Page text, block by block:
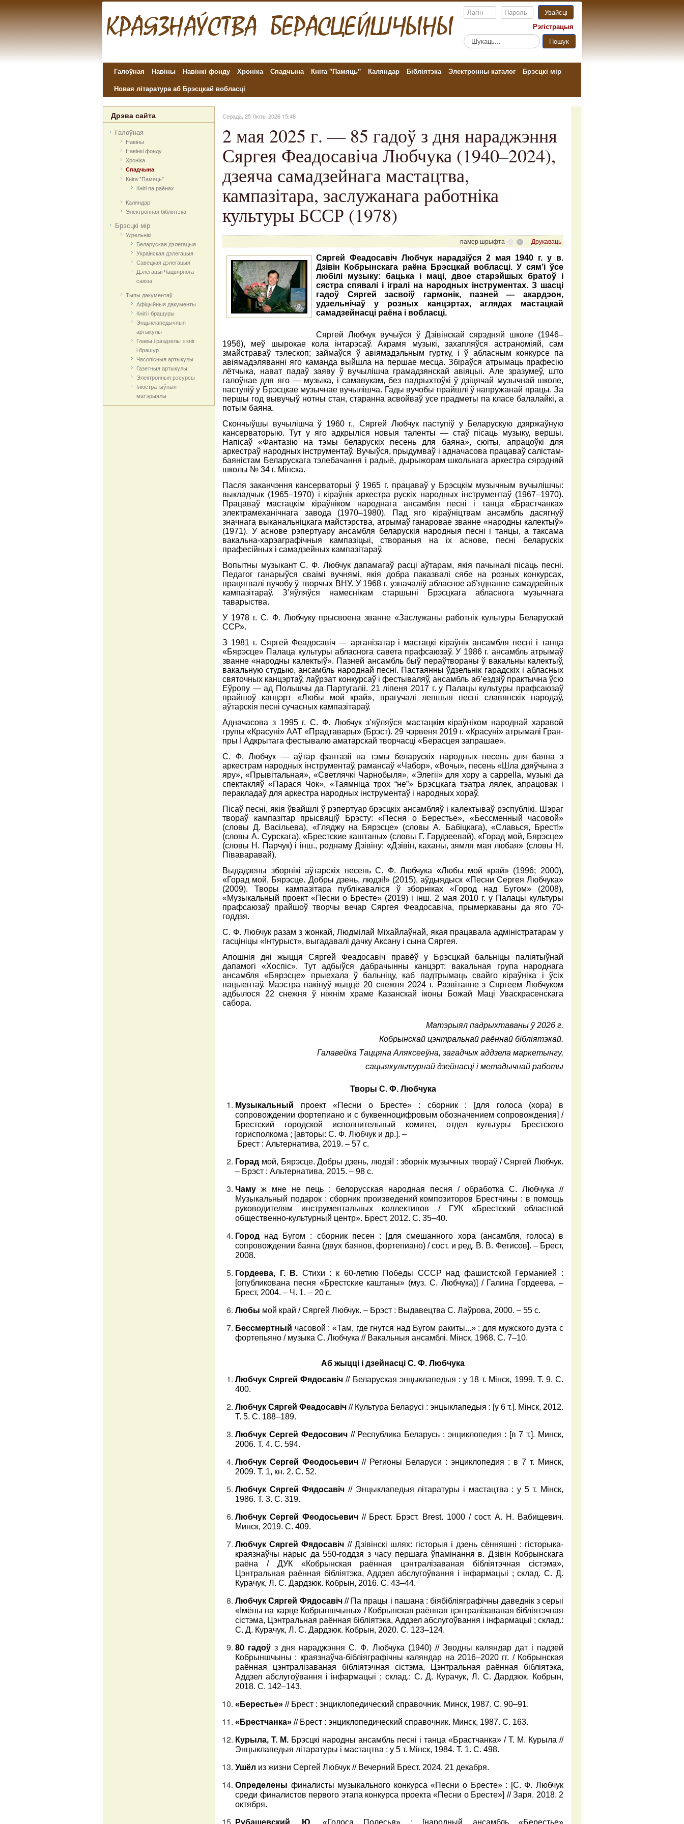
Увайсці
Рэгістрацыя
Пошук...
Пошук
Галоўная Навіны Навінкі фонду Хроніка Спадчына Кніга "Памяць" Каляндар Бібліятэка Электронны каталог
Брэсцкі мір
Новая літаратура аб Брэсцкай вобласці
Дрэва сайта
Галоўная
Навіны
Навінкі фонду
Хроніка
Спадчына
Кніга "Памяць"
Кнігі па раёнах
Каляндар
Электронная бібліятэка
Брэсцкі мір
Удзельнікі
Беларуская дэлегацыя
Украінская дэлегацыя
Савецкая дэлегацыя
Дэлегацыі Чацвярнога
саюза
Тыпы дакументаў
Афіцыйныя дакумeнты
Кнігі і брашуры
Энцыклапедычныя
артыкулы
Главы і раздзелы з кніг
і брашур
Часопісныя артыкулы
Газетныя артыкулы
Электронныя рэсурсы
Ілюстратыўныя
матэрыялы
Серада, 25 Люты 2026 15:48
2 мая 2025 г. — 85 гадоў з дня нараджэння
Сяргея Феадосавіча Любчука (1940–2024),
дзеяча самадзейнага мастацтва,
кампазітара, заслужанага работніка
культуры БССР (1978)
памер шрыфта
Друкаваць
Сяргей Феадосавіч Любчук нарадзіўся 2 мая 1940 г. у в.
Дзівін Кобрынскага раёна Брэсцкай вобласці. У сям’і ўсе
любілі музыку: бацька i маці, двое старэйшых братоў і
сястра спявалі і ігралі на народных інструментах. З шасці
гадоў Сяргей засвоіў гармонік, пазней — акардэон,
удзельнічаў у розных канцэртах, аглядах мастацкай
самадзейнасці раёна і вобласці.
Сяргей Любчук вучыўся ў Дзівінскай сярэдняй школе (1946–
1956), меў шырокае кола інтарэсаў. Акрамя музыкі, захапляўся астраноміяй, сам
змайстраваў тэлескоп; займаўся ў авіямадэльным гуртку, і ў абласным конкурсе па
авіямадэляванні яго каманда выйшла на першае месца. Збіраўся атрымаць прафесію
лётчыка, нават падаў заяву ў вучылішча грамадзянскай авіяцыі. Але зразумеў, што
галоўнае для яго — музыка, і самавукам, без падрыхтоўкi ў дзiцячай музычнай школе,
паступіў у Брэсцкае музычнае вучылішча. Гады вучобы прайшлі ў напружанай працы. За
першы год вывучыў нотны стан, старанна асвойваў усе прадметы па класе балалайкі, а
потым баяна.
Скончыўшы вучылішча ў 1960 г., Сяргей Любчук паступіў у Беларускую дзяржаўную
кансерваторыю. Тут у яго адкрыліся новыя таленты — стаў пісаць музыку, вершы.
Напісаў «Фантазію на тэмы беларускіх песень для баяна», сюіты, апрацоўкі для
аркестраў народных інструментаў. Вучыўся, прыдумваў і адначасова працаваў салістам-
баяністам Беларускага тэлебачання і радыё, дырыжорам школьнага аркестра сярэдняй
школы № 34 г. Мінска.
Пасля заканчэння кансерваторыі ў 1965 г. працаваў у Брэсцкім музычным вучылішчы:
выкладчык (1965–1970) і кіраўнік аркестра рускiх народных інструментаў (1967–1970).
Працаваў мастацкім кіраўніком народнага ансамбля песні і танца «Брастчанка»
электрамеханічнага завода (1970–1980). Пад яго кіраўніцтвам ансамбль дасягнуў
значнага выканальніцкага майстэрства, атрымаў ганаровае званне «народны калектыў»
(1971). У аснове рэпертуару ансамбля беларускія народныя песні і танцы, а таксама
вакальна-харэаграфічныя кампазіцыі, створаныя на іх аснове, песні беларускіх
прафесійных і самадзейных кампазітараў.
Вопытны музыкант С. Ф. Любчук дапамагаў расці аўтарам, якія пачыналі пісаць песні.
Педагог ганарыўся сваімі вучнямі, якія добра паказвалі сябе на розных конкурсах,
працягвалі вучобу ў творчых ВНУ. У 1968 г. узначаліў абласное аб’яднанне самадзейных
кампазітараў. З’яўляўся намеснікам старшыні Брэсцкага абласнога музычнага
таварыства.
У 1978 г. С. Ф. Любчуку прысвоена званне «Заслужаны работнік культуры Беларускай
ССР».
З 1981 г. Сяргей Феадосавіч — арганізатар і мастацкі кіраўнік ансамбля песні і танца
«Бярэсце» Палаца культуры абласнога савета прафсаюзаў. У 1986 г. ансамбль атрымаў
званне «народны калектыў». Пазней ансамбль быў пераўтвораны ў вакальны калектыў,
вакальную студыю, ансамбль народнай песнi. Пастаянны ўдзельнік гарадскіх і абласных
святочных канцэртаў, лаўрэат конкурсаў і фестываляў, ансамбль аб’ездзіў практычна ўсю
Еўропу — ад Польшчы да Партугаліі. 21 лiпеня 2017 г. у Палацы культуры прафсаюзаў
прайшоў канцэрт «Любы мой край», прагучалі лепшыя песні славянскіх народаў,
аўтарскія песні сучасных кампазітараў.
Адначасова з 1995 г. С. Ф. Любчук з’яўляўся мастацкім кіраўніком народнай харавой
групы «Красуні» ААТ «Прадтавары» (Брэст). 29 чэрвеня 2019 г. «Красуні» атрымалi Гран-
пры I Адкрытага фестывалю аматарскай творчасцi «Берасцея запрашае».
С. Ф. Любчук — аўтар фантазіi на тэмы беларускіх народных песень для баяна з
аркестрам народных інструментаў, рамансаў «Чабор», «Вочы», песень «Шла дзяўчына з
яру», «Прывітальная», «Светлячкі Чарнобыля», «Элегіі» для хору а сарреllа, музыкі да
спектакляў «Парася Чок», «Таямніца трох “не”» Брэсцкага тэатра лялек, апрацовак і
перакладаў для аркестра народных інструментаў і народных хораў.
Пісаў песні, якія ўвайшлі ў рэпертуар брэсцкіх ансамбляў і калектываў рэспублікі. Шэраг
твораў кампазітар прысвяціў Брэсту: «Песня о Берестье», «Бессменный часовой»
(словы Д. Васільева), «Гляджу на Бярэсце» (словы А. Бабіцкага), «Славься, Брест!»
(словы А. Сурскага), «Брестские каштаны» (словы Г. Гардзеевай), «Горад мой, Бярэсце»
(словы Н. Парчук) і інш., роднаму Дзівіну: «Дзівін, каханы, зямля мая любая» (словы Н.
Піваваравай).
Выдадзены зборнікі аўтарскіх песень С. Ф. Любчука «Любы мой край» (1996; 2000),
«Горад мой, Бярэсце. Добры дзень, людзі!» (2015), аўдыядыск «Песни Сергея Любчука»
(2009). Творы кампазітара публікаваліся ў зборніках «Город над Бугом» (2008),
«Музыкальный проект «Песни о Бресте» (2019) i iнш. 2 мая 2010 г. у Палацы культуры
прафсаюзаў прайшоў творчы вечар Сяргея Феадосавіча, прымеркаваны да яго 70-
годдзя.
С. Ф. Любчук разам з жонкай, Людмілай Міхайлаўнай, якая працавала адміністратарам у
гасцініцы «Інтурыст», выгадавалі дачку Аксану і сына Сяргея.
Апошнія дні жыцця Сяргей Феадосавіч правёў у Брэсцкай бальніцы паліятыўнай
дапамогі «Хоспіс». Тут адбыўся дабрачынны канцэрт: вакальная група народнага
ансамбля «Бярэсце» прыехала ў бальніцу, каб падтрымаць свайго кіраўніка і ўсіх
пацыентаў. Маэстра пакінуў жыццё 20 снежня 2024 г. Развітанне з Сяргеем Любчуком
адбылося 22 снежня ў ніжнім храме Казанскай іконы Божай Маці Уваскрасенскага
сабора.
Матэрыял падрыхтаваны ў 2026 г.
Кобрынскай цэнтральнай раённай бібліятэкай.
Галавейка Таццяна Аляксееўна, загадчык аддзела маркетынгу,
сацыякультурнай дзейнасці і метадычнай работы
Творы С. Ф. Любчука
Музыкальный проект «Песни о Бресте» : сборник : [для голоса (хора) в
сопровождении фортепиано и с буквенноцифровым обозначением сопровождения] /
Брестский городской исполнительный комитет, отдел культуры Брестского
горисполкома ; [авторы: С. Ф. Любчук и др.]. –
Брест : Альтернатива, 2019. – 57 с.
Горад мой, Бярэсце. Добры дзень, людзі! : зборнік музычных твораў / Сяргей Любчук.
– Брэст : Альтернатива, 2015. – 98 с.
Чаму ж мне не пець : белорусская народная песня / обработка С. Любчука //
Музыкальный подарок : сборник произведений композиторов Брестчины : в помощь
руководителям инструментальных коллективов / ГУК «Брестский областной
общественно-культурный центр». Брест, 2012. С. 35–40.
Город над Бугом : сборник песен : [для смешанного хора (ансамбля, голоса) в
сопровождении баяна (двух баянов, фортепиано) / сост. и ред. В. В. Фетисов]. – Брест,
2008.
Гордеева, Г. В. Стихи : к 60-летию Победы СССР над фашистской Германией :
[опубликована песня «Брестские каштаны» (муз. С. Любчука)] / Галина Гордеева. –
Брест, 2004. – Ч. 1. – 20 с.
Любы мой край / Сяргей Любчук. – Брэст : Выдавецтва С. Лаўрова, 2000. – 55 с.
Бессмертный часовой : «Там, где гнутся над Бугом ракиты...» : для мужского дуэта с
фортепьяно / музыка С. Любчука // Вакальныя ансамблі. Мінск, 1968. С. 7–10.
Аб жыцці і дзейнасці С. Ф. Любчука
Любчук Сяргей Фядосавіч // Беларуская энцыклапедыя : у 18 т. Мінск, 1999. Т. 9. С.
400.
Любчук Сяргей Феадосавіч // Культура Беларусі : энцыклапедыя : [у 6 т.]. Мінск, 2012.
Т. 5. С. 188–189.
Любчук Сергей Федосович// Республика Беларусь : энциклопедия : [в 7 т.]. Минск,
2006. Т. 4. С. 594.
Любчук Сергей Феодосьевич // Регионы Беларуси : энциклопедия : в 7 т. Минск,
2009. Т. 1, кн. 2. С. 52.
Любчук Сяргей Фядосавіч // Энцыклапедыя літаратуры і мастацтва : у 5 т. Мінск,
1986. Т. 3. С. 319.
Любчук Сергей Феодосьевич// Брест. Брэст. Brest. 1000 / сост. А. Н. Вабищевич.
Минск, 2019. С. 409.
Любчук Сяргей Фядосавіч // Дзівінскі шлях: гісторыя і дзень сённяшні : гісторыка-
краязнаўчы нарыс да 550-годдзя з часу першага ўпамінання в. Дзівін Кобрынскага
раёна / ДУК «Кобрынская раённая цэнтралізаваная бібліятэчная сістэма»,
Цэнтральная раённая бібліятэка, Аддзел абслугоўвання і інфармацыі ; склад. С. Д.
Курачук, Л. С. Дардзюк. Кобрын, 2016. С. 43–44.
Любчук Сяргей Фядосавіч// Па працы і пашана : біябібліяграфічны даведнік з серыі
«Імёны на карце Кобрыншчыны» / Кобрынская раённая цэнтралізаваная бібліятэчная
сістэма, Цэнтральная раённая бібліятэка, Аддзел абслугоўвання і інфармацыі ; склад.:
С. Д. Курачук, Л. С. Дардзюк. Кобрын, 2020. С. 123–124.
80 гадоў з дня нараджэння С. Ф. Любчука (1940) // Зводны каляндар дат і падзей
Кобрыншчыны : краязнаўча-бібліяграфічны каляндар на 2016–2020 гг. / Кобрынская
раённая цэнтралізаваная бібліятэчная сістэма, Цэнтральная раённая бібліятэка,
Аддзел абслугоўвання і інфармацыі ; склад.: С. Д. Курачук, Л. С. Дардзюк. Кобрын,
2018. С. 142–143.
«Берестье» // Брест : энциклопедический справочник. Минск, 1987. С. 90–91.
«Брестчанка» // Брест : энциклопедический справочник. Минск, 1987. С. 163.
Курыла, Т. М. Брэсцкі народны ансамбль песні і танца «Брастчанка» / Т. М. Курыла //
Энцыклапедыя літаратуры і мастацтва : у 5 т. Мінск, 1984. Т. 1. С. 498.
Ушёл из жизни Сергей Любчук // Вечерний Брест. 2024. 21 декабря.
Определены финалисты музыкального конкурса «Песни о Бресте» : [С. Ф. Любчук
среди финалистов первого этапа конкурса проекта «Песни о Бресте»] // Заря. 2018. 2
октября.
Рубашевский, Ю. «Голоса Полесья» : [народный ансамбль «Берестье»